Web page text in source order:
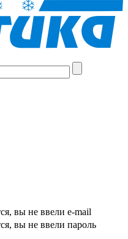
вы не ввели e-mail
вы не ввели пароль